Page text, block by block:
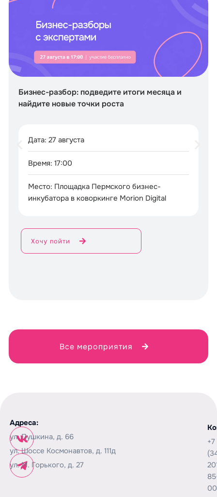
Бизнес-разбор: подведите итоги месяца и
найдите новые точки роста
Дата: 27 августа
Время: 17:00
Место: Площадка Пермского бизнес-
инкубатора в коворкинге Morion Digital
Хочу пойти
Все мероприятия
Адреса:
ул. Пушкина, д. 66
ул. Шоссе Космонавтов, д. 111д
ул. М. Горького, д. 27
+7
00